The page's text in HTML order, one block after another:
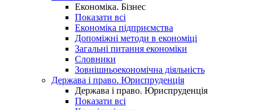
Економіка. Бізнес
Показати всі
Економіка підприємства
Допоміжні методи в економіці
Загальні питання економіки
Словники
Зовнішньоекономічна діяльність
Держава і право. Юриспруденція
Держава і право. Юриспруденція
Показати всі